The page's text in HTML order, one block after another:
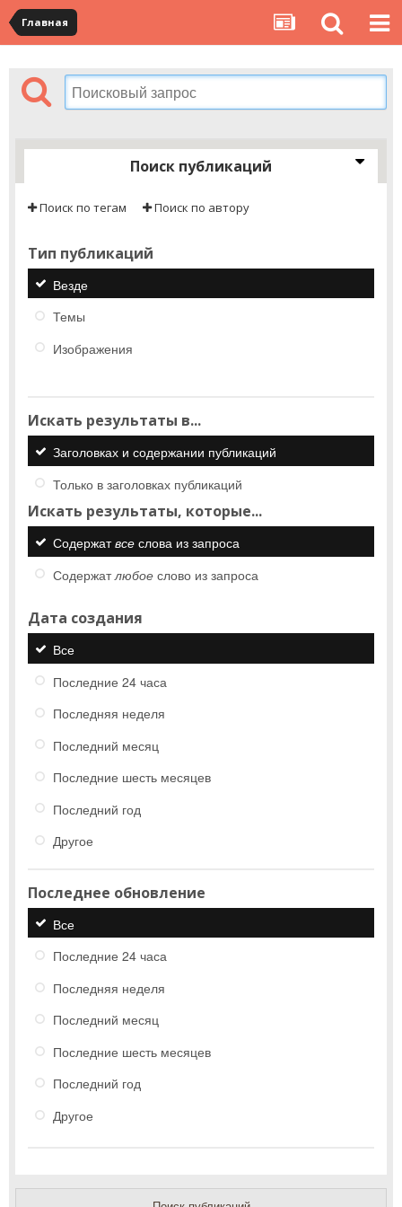
Главная
Поиск публикаций
Поиск по тегам Поиск по автору
Тип публикаций
Везде
Темы
Изображения
Искать результаты в...
Заголовках и содержании публикаций
Только в заголовках публикаций
Искать результаты, которые...
Содержатвсе слова из запроса
Содержатлюбое слово из запроса
Дата создания
Все
Последние 24 часа
Последняя неделя
Последний месяц
Последние шесть месяцев
Последний год
Другое
Последнее обновление
Все
Последние 24 часа
Последняя неделя
Последний месяц
Последние шесть месяцев
Последний год
Другое